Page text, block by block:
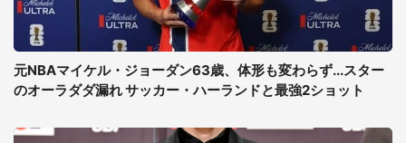
元NBAマイケル・ジョーダン63歳、体形も変わらず...スター
のオーラダダ漏れ サッカー・ハーランドと最強2ショット